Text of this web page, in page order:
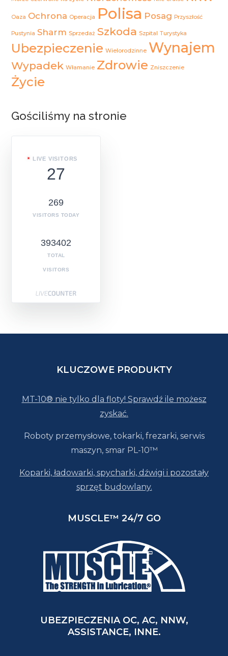
Oaza Ochrona Operacja Polisa Posag Przyszłość
Pustynia Sharm Sprzedaż Szkoda Szpital Turystyka
Ubezpieczenie Wielorodzinne Wynajem
Wypadek Włamanie Zdrowie Zniszczenie
Życie
Gościliśmy na stronie
LIVE VISITORS
27
269
VISITORS TODAY
393402
TOTAL
VISITORS
KLUCZOWE PRODUKTY
MT-10® nie tylko dla floty! Sprawdź ile możesz
zyskać.
Roboty przemysłowe, tokarki, frezarki, serwis
maszyn, smar PL-10™
Koparki, ładowarki, spycharki, dźwigi i pozostały
sprzęt budowlany.
MUSCLE™ 24/7 GO
UBEZPIECZENIA OC, AC, NNW,
ASSISTANCE, INNE.